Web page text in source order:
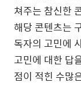
쳐주는 참신한
해당 콘텐츠는
독자의 고민에
고민에 대한 답
점이 적힌 수많